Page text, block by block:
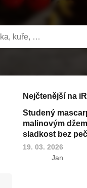
Nejčtenější na
Studený
malinovým
sladkost bez
19. 03. 2026
Jan